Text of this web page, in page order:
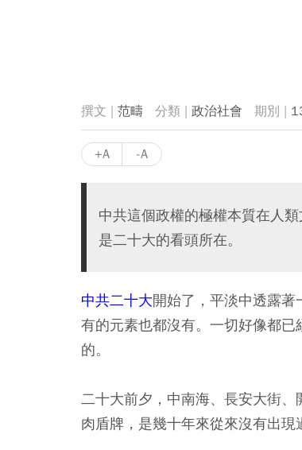
范疇 政治社會
+A -A
中共這個政權的極權本質在人
是二十大的看頭所在。
中共二十大開始了，平淡中透露
有的元素也都沒有。一切好像都
的。
二十大前夕，中南海、長安大街
肉盾牌，是幾十年來從來沒有出現